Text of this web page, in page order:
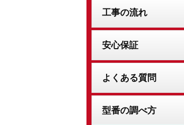
工事の流れ
安心保証
よくある質問
型番の調べ方